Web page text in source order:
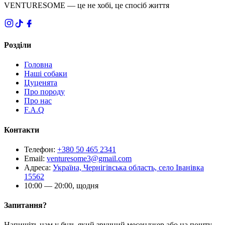
VENTURESOME — це не хобі, це спосіб життя
Розділи
Головна
Наші собаки
Цуценята
Про породу
Про нас
F.A.Q
Контакти
Телефон: +380 50 465 2341
Email: venturesome3@gmail.com
Адреса: Україна, Чернігівська область, село Іванівка
15562
10:00 — 20:00, щодня
Запитання?